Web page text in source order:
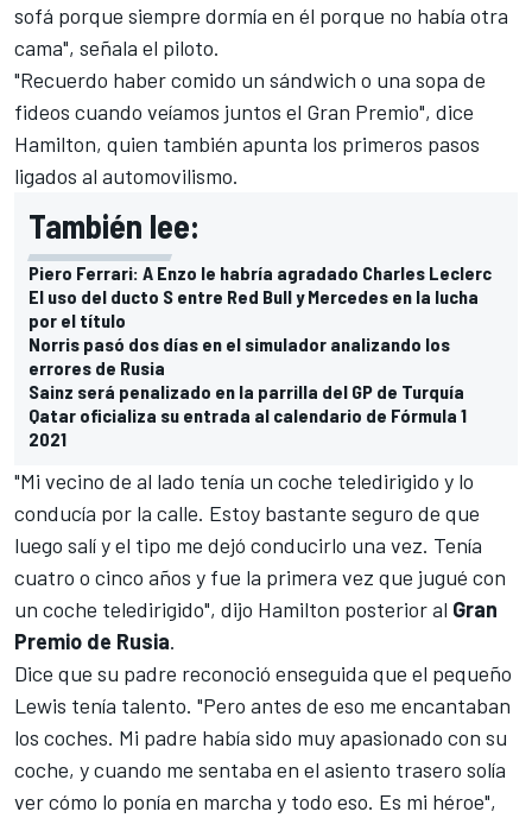
sofá porque siempre dormía en él porque no había otra
cama", señala el piloto.
"Recuerdo haber comido un sándwich o una sopa de
fideos cuando veíamos juntos el Gran Premio", dice
Hamilton, quien también apunta los primeros pasos
ligados al automovilismo.
También lee:
Piero Ferrari: A Enzo le habría agradado Charles Leclerc
El uso del ducto S entre Red Bull y Mercedes en la lucha
por el título
Norris pasó dos días en el simulador analizando los
errores de Rusia
Sainz será penalizado en la parrilla del GP de Turquía
Qatar oficializa su entrada al calendario de Fórmula 1
2021
"Mi vecino de al lado tenía un coche teledirigido y lo
conducía por la calle. Estoy bastante seguro de que
luego salí y el tipo me dejó conducirlo una vez. Tenía
cuatro o cinco años y fue la primera vez que jugué con
un coche teledirigido", dijo Hamilton posterior al Gran
Premio de Rusia.
Dice que su padre reconoció enseguida que el pequeño
Lewis tenía talento. "Pero antes de eso me encantaban
los coches. Mi padre había sido muy apasionado con su
coche, y cuando me sentaba en el asiento trasero solía
ver cómo lo ponía en marcha y todo eso. Es mi héroe",